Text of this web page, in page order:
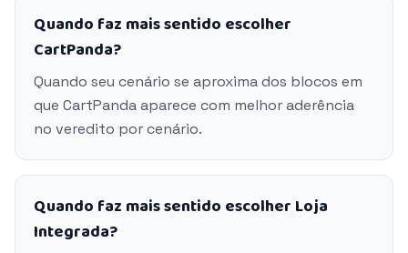
Quando faz mais sentido escolher
CartPanda?
Quando seu cenário se aproxima dos blocos em
que CartPanda aparece com melhor aderência
no veredito por cenário.
Quando faz mais sentido escolher Loja
Integrada?